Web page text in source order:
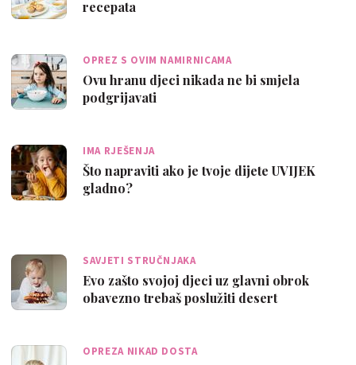
recepata
OPREZ S OVIM NAMIRNICAMA
Ovu hranu djeci nikada ne bi smjela
podgrijavati
IMA RJEŠENJA
Što napraviti ako je tvoje dijete UVIJEK
gladno?
SAVJETI STRUČNJAKA
Evo zašto svojoj djeci uz glavni obrok
obavezno trebaš poslužiti desert
OPREZA NIKAD DOSTA